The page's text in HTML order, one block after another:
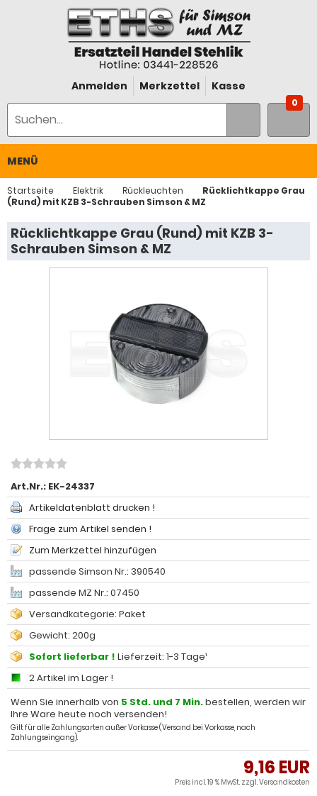
Anmelden Merkzettel Kasse
0
MENÜ
Startseite Elektrik Rückleuchten
Rücklichtkappe Grau
(Rund) mit KZB 3-Schrauben Simson & MZ
Rücklichtkappe Grau (Rund) mit KZB 3-
Schrauben Simson & MZ
Art.Nr.: EK-24337
Artikeldatenblatt drucken !
Frage zum Artikel senden !
Zum Merkzettel hinzufügen
passende Simson Nr.: 390540
passende MZ Nr.: 07450
Versandkategorie: Paket
Gewicht: 200g
Sofort lieferbar ! Lieferzeit: 1-3 Tage¹
2 Artikel im Lager !
Wenn Sie innerhalb von 5 Std. und 7 Min.bestellen, werden wir
Ihre Ware heute noch versenden!
Gilt für alle Zahlungsarten außer Vorkasse (Versand bei Vorkasse, nach
Zahlungseingang).
9,16 EUR
Preis incl. 19 % MwSt. zzgl.Versandkosten